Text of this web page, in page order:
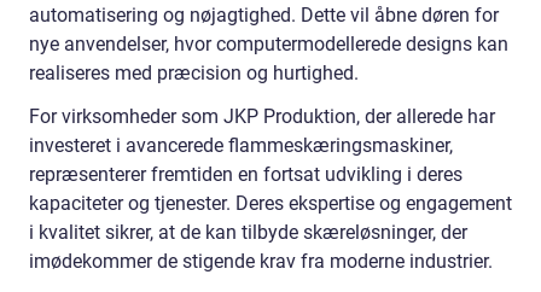
automatisering og nøjagtighed. Dette vil åbne døren for
nye anvendelser, hvor computermodellerede designs kan
realiseres med præcision og hurtighed.
For virksomheder som JKP Produktion, der allerede har
investeret i avancerede flammeskæringsmaskiner,
repræsenterer fremtiden en fortsat udvikling i deres
kapaciteter og tjenester. Deres ekspertise og engagement
i kvalitet sikrer, at de kan tilbyde skæreløsninger, der
imødekommer de stigende krav fra moderne industrier.